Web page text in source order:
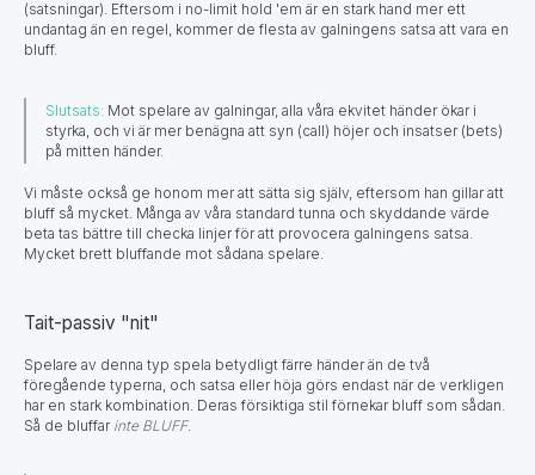
(satsningar). Eftersom i no-limit hold 'em är en stark hand mer ett
undantag än en regel, kommer de flesta av galningens satsa att vara en
bluff.
Slutsats: Mot spelare av galningar, alla våra ekvitet händer ökar i
styrka, och vi är mer benägna att syn (call) höjer och insatser (bets)
på mitten händer.
Vi måste också ge honom mer att sätta sig själv, eftersom han gillar att
bluff så mycket. Många av våra standard tunna och skyddande värde
beta tas bättre till checka linjer för att provocera galningens satsa.
Mycket brett bluffande mot sådana spelare.
Tait-passiv "nit"
Spelare av denna typ spela betydligt färre händer än de två
föregående typerna, och satsa eller höja görs endast när de verkligen
har en stark kombination. Deras försiktiga stil förnekar bluff som sådan.
Så de bluffar inte BLUFF.